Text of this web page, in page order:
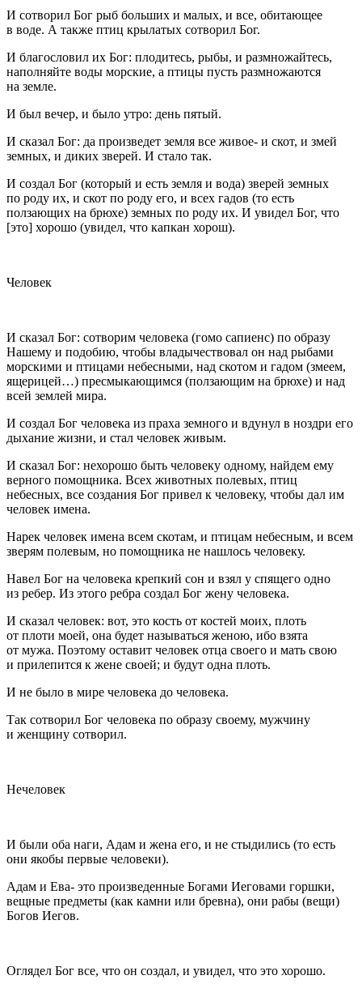
И сотворил Бог рыб больших и малых, и все, обитающее
в воде. А также птиц крылатых сотворил Бог.
И благословил их Бог: плодитесь, рыбы, и размножайтесь,
наполняйте воды морские, а птицы пусть размножаются
на земле.
И был вечер, и было утро: день пятый.
И сказал Бог: да произведет земля все живое- и скот, и змей
земных, и диких зверей. И стало так.
И создал Бог (который и есть земля и вода) зверей земных
по роду их, и скот по роду его, и всех гадов (то есть
ползающих на брюхе) земных по роду их. И увидел Бог, что
[это] хорошо (увидел, что капкан хорош).
Человек
И сказал Бог: сотворим человека (гомо сапиенс) по образу
Нашему и подобию, чтобы владычествовал он над рыбами
морскими и птицами небесными, над скотом и гадом (змеем,
ящерицей…) пресмыкающимся (ползающим на брюхе) и над
всей землей мира.
И создал Бог человека из праха земного и вдунул в ноздри его
дыхание жизни, и стал человек живым.
И сказал Бог: нехорошо быть человеку одному, найдем ему
верного помощника. Всех животных полевых, птиц
небесных, все создания Бог привел к человеку, чтобы дал им
человек имена.
Нарек человек имена всем скотам, и птицам небесным, и всем
зверям полевым, но помощника не нашлось человеку.
Навел Бог на человека крепкий сон и взял у спящего одно
из ребер. Из этого ребра создал Бог жену человека.
И сказал человек: вот, это кость от костей моих, плоть
от плоти моей, она будет называться женою, ибо взята
от мужа. Поэтому оставит человек отца своего и мать свою
и прилепится к жене своей; и будут одна плоть.
И не было в мире человека до человека.
Так сотворил Бог человека по образу своему, мужчину
и женщину сотворил.
Нечеловек
И были оба наги, Адам и жена его, и не стыдились (то есть
они якобы первые человеки).
Адам и Ева- это произведенные Богами Иеговами горшки,
вещные предметы (как камни или бревна), они рабы (вещи)
Богов Иегов.
Оглядел Бог все, что он создал, и увидел, что это хорошо.